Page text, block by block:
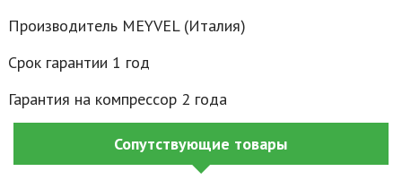
Производитель MEYVEL (Италия)
Срок гарантии 1 год
Гарантия на компрессор 2 года
Сопутствующие товары